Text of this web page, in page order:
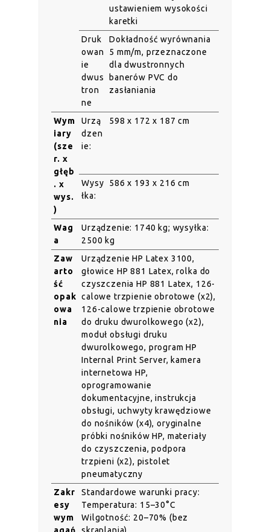
ustawieniem wysokości
karetki
Druk
owan
ie
dwus
tron
ne
Dokładność wyrównania
5 mm/m, przeznaczone
dla dwustronnych
banerów PVC do
zasłaniania
Wym
iary
(sze
r. x
głęb
. x
wys.
)
Urzą
dzen
ie:
598 x 172 x 187 cm
Wysy
łka:
586 x 193 x 216 cm
Wag
a
Urządzenie: 1740 kg; wysyłka:
2500 kg
Zaw
arto
ść
opak
owa
nia
Urządzenie HP Latex 3100,
głowice HP 881 Latex, rolka do
czyszczenia HP 881 Latex, 126-
calowe trzpienie obrotowe (x2),
126-calowe trzpienie obrotowe
do druku dwurolkowego (x2),
moduł obsługi druku
dwurolkowego, program HP
Internal Print Server, kamera
internetowa HP,
oprogramowanie
dokumentacyjne, instrukcja
obsługi, uchwyty krawędziowe
do nośników (x4), oryginalne
próbki nośników HP, materiały
do czyszczenia, podpora
trzpieni (x2), pistolet
pneumatyczny
Zakr
esy
wym
Standardowe warunki pracy:
Temperatura: 15–30°C
Wilgotność: 20–70% (bez